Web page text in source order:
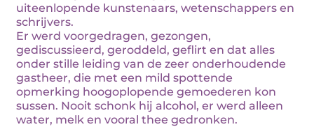
uiteenlopende kunstenaars, wetenschappers en
schrijvers.
Er werd voorgedragen, gezongen,
gediscussieerd, geroddeld, geflirt en dat alles
onder stille leiding van de zeer onderhoudende
gastheer, die met een mild spottende
opmerking hoogoplopende gemoederen kon
sussen. Nooit schonk hij alcohol, er werd alleen
water, melk en vooral thee gedronken.